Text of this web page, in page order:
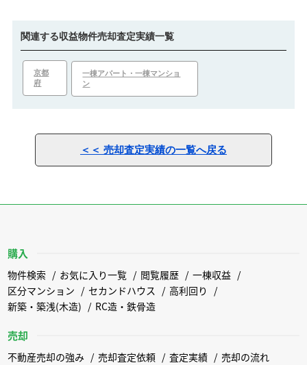
関連する収益物件売却査定実績一覧
京都
府
一棟アパート・一棟マンショ
ン
＜＜ 売却査定実績の一覧へ戻る
購入
物件検索 お気に入り一覧 閲覧履歴
一棟収益
区分マンション
セカンドハウス
高利回り
新築・築浅(木造)
RC造・鉄骨造
売却
不動産売却の強み 売却査定依頼 査定実績 売却の流れ